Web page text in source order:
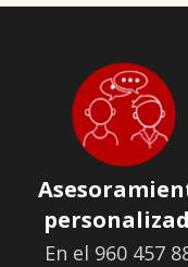
En el 960 457